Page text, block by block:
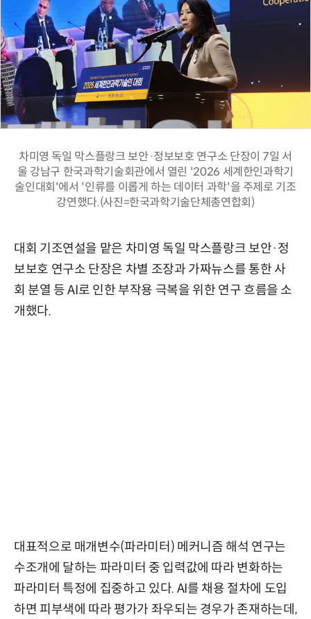
차미영 독일 막스플랑크 보안·정보보호 연구소 단장이 7일 서
울 강남구 한국과학기술회관에서 열린 '2026 세계한인과학기
술인대회'에서 '인류를 이롭게 하는 데이터 과학'을 주제로 기조
강연했다.(사진=한국과학기술단체총연합회)
대회 기조연설을 맡은 차미영 독일 막스플랑크 보안·정
보보호 연구소 단장은 차별 조장과 가짜뉴스를 통한 사
회 분열 등 AI로 인한 부작용 극복을 위한 연구 흐름을 소
개했다.
대표적으로 매개변수(파라미터) 메커니즘 해석 연구는
수조개에 달하는 파라미터 중 입력값에 따라 변화하는
파라미터 특정에 집중하고 있다. AI를 채용 절차에 도입
하면 피부색에 따라 평가가 좌우되는 경우가 존재하는데,